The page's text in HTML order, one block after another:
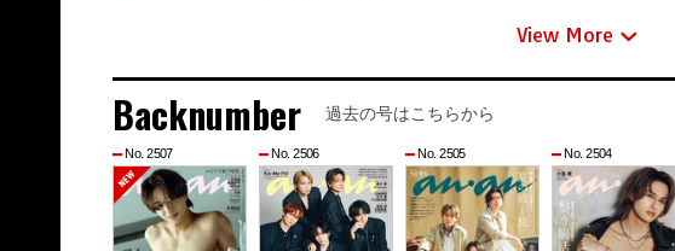
View More
Backnumber 過去の号はこちらから
No. 2507 No. 2506 No. 2505 No. 2504